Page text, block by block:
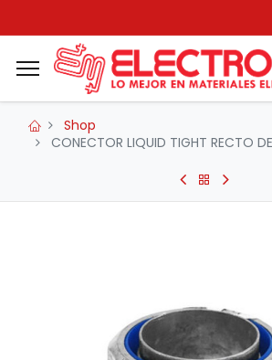
Shop
CONECTOR LIQUID TIGHT RECTO